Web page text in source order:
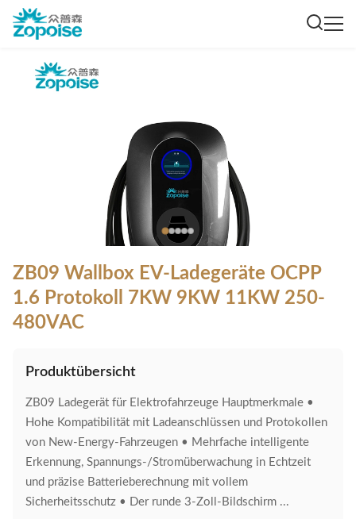
ZB09 Wallbox EV-Ladegeräte OCPP
1.6 Protokoll 7KW 9KW 11KW 250-
480VAC
Produktübersicht
ZB09 Ladegerät für Elektrofahrzeuge Hauptmerkmale •
Hohe Kompatibilität mit Ladeanschlüssen und Protokollen
von New-Energy-Fahrzeugen • Mehrfache intelligente
Erkennung, Spannungs-/Stromüberwachung in Echtzeit
und präzise Batterieberechnung mit vollem
Sicherheitsschutz • Der runde 3-Zoll-Bildschirm ...